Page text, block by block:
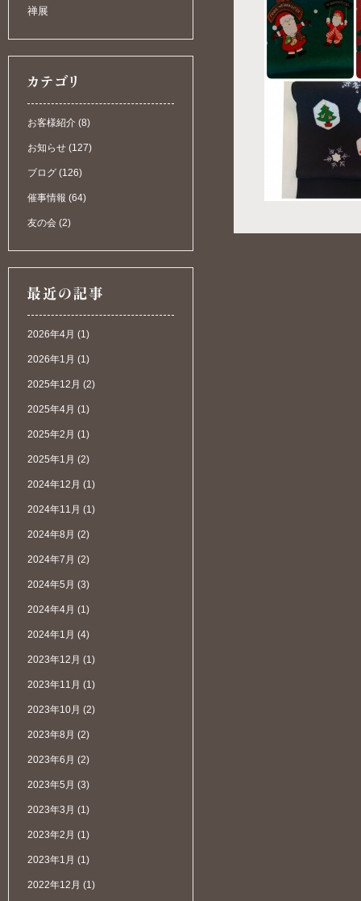
禅展
お客様紹介 (8)
お知らせ (127)
ブログ (126)
催事情報 (64)
友の会 (2)
2026年4月 (1)
2026年1月 (1)
2025年12月 (2)
2025年4月 (1)
2025年2月 (1)
2025年1月 (2)
2024年12月 (1)
2024年11月 (1)
2024年8月 (2)
2024年7月 (2)
2024年5月 (3)
2024年4月 (1)
2024年1月 (4)
2023年12月 (1)
2023年11月 (1)
2023年10月 (2)
2023年8月 (2)
2023年6月 (2)
2023年5月 (3)
2023年3月 (1)
2023年2月 (1)
2023年1月 (1)
2022年12月 (1)